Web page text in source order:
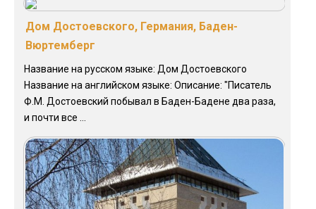
Дом Достоевского, Германия, Баден-
Вюртемберг
Название на русском языке: Дом Достоевского
Название на английском языке: Описание: "Писатель
Ф.М. Достоевский побывал в Баден-Бадене два раза,
и почти все ...